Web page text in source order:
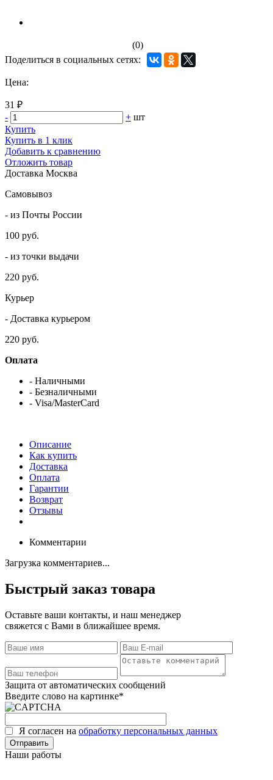
(0)
Поделиться в социальных сетях:
Цена:
31 ₽
-
+ шт
Купить
Купить в 1 клик
Добавить к сравнению
Отложить товар
Доставка Москва
Самовывоз
- из Почты России
100 руб.
- из точки выдачи
220 руб.
Курьер
- Доставка курьером
220 руб.
Оплата
- Наличными
- Безналичными
- Visa/MasterCard
Описание
Как купить
Доставка
Оплата
Гарантии
Возврат
Отзывы
Комментарии
Загрузка комментариев...
Быстрый заказ товара
Оставьте ваши контакты, и наш менеджер
свяжется с Вами в ближайшее время.
Защита от автоматических сообщений
Введите слово на картинке*
Я согласен на обработку персональных данных
Наши работы